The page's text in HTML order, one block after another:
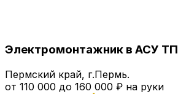
Электромонтажник в АСУ ТП
Пермский край, г.Пермь.
от 110 000 до 160 000 ₽ на руки